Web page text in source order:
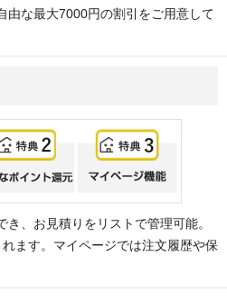
由な最大7000円の割引をご用意して
、お見積りをリストで管理可能。
ます。マイページでは注文履歴や保